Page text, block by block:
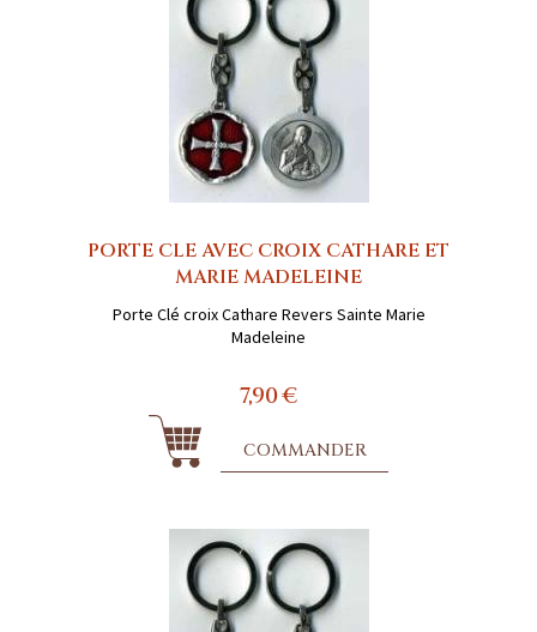
PORTE CLE AVEC CROIX CATHARE ET
MARIE MADELEINE
Porte Clé croix Cathare Revers Sainte Marie
Madeleine
7,90 €
COMMANDER